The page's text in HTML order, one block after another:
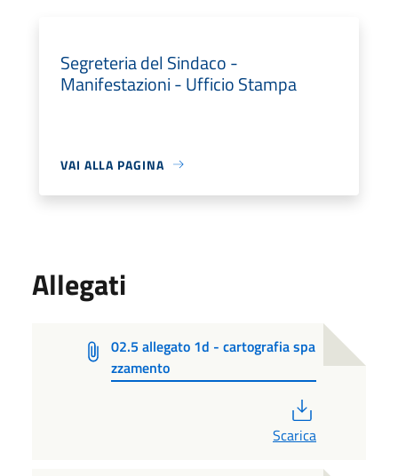
Segreteria del Sindaco -
Manifestazioni - Ufficio Stampa
VAI ALLA PAGINA
Allegati
02.5 allegato 1d - cartografia spa
zzamento
Scarica